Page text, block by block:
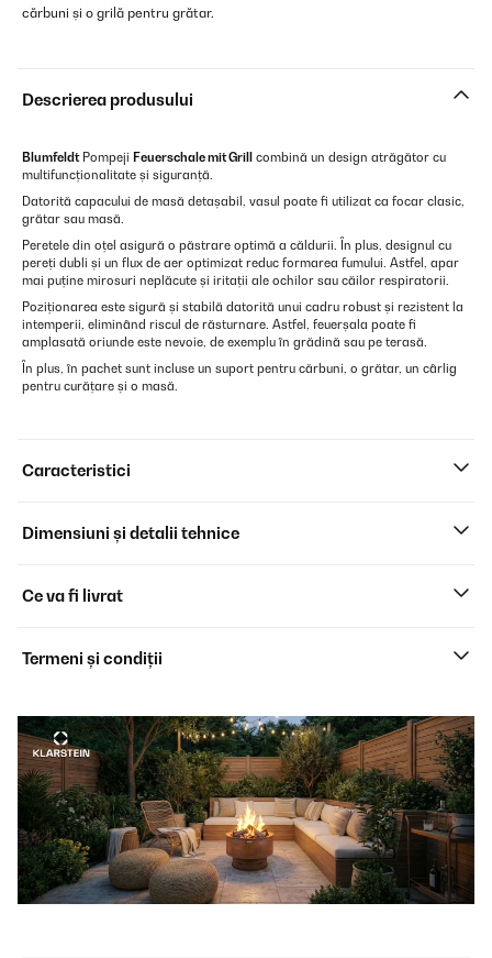
cărbuni și o grilă pentru grătar.
Descrierea produsului
BlumfeldtPompeji Feuerschale mit Grill
combină un design atrăgător cu
multifuncționalitate și siguranță.
Datorită capacului de masă detașabil, vasul poate fi utilizat ca focar clasic,
grătar sau masă.
Peretele din oțel asigură o păstrare optimă a căldurii. În plus, designul cu
pereți dubli și un flux de aer optimizat reduc formarea fumului. Astfel, apar
mai puține mirosuri neplăcute și iritații ale ochilor sau căilor respiratorii.
Poziționarea este sigură și stabilă datorită unui cadru robust și rezistent la
intemperii, eliminând riscul de răsturnare. Astfel, feuerșala poate fi
amplasată oriunde este nevoie, de exemplu în grădină sau pe terasă.
În plus, în pachet sunt incluse un suport pentru cărbuni, o grătar, un cârlig
pentru curățare și o masă.
Caracteristici
Dimensiuni și detalii tehnice
Ce va fi livrat
Termeni și condiții